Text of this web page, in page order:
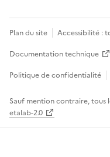
Plan du site Accessibilité :
Documentation technique
Politique de confidentialité
Sauf mention contraire, tous
etalab-2.0